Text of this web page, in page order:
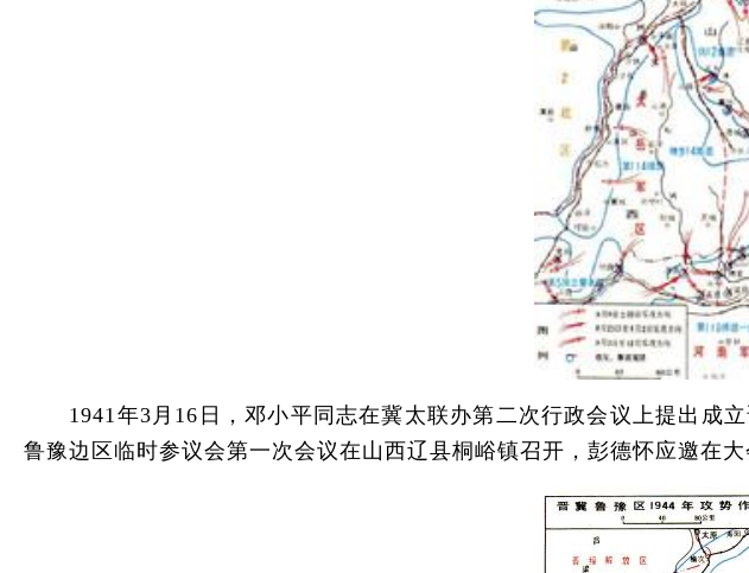
1941年3月16日，邓小平同志在冀太联办第二次行政会议上提出成
鲁豫边区临时参议会第一次会议在山西辽县桐峪镇召开，彭德怀应邀在